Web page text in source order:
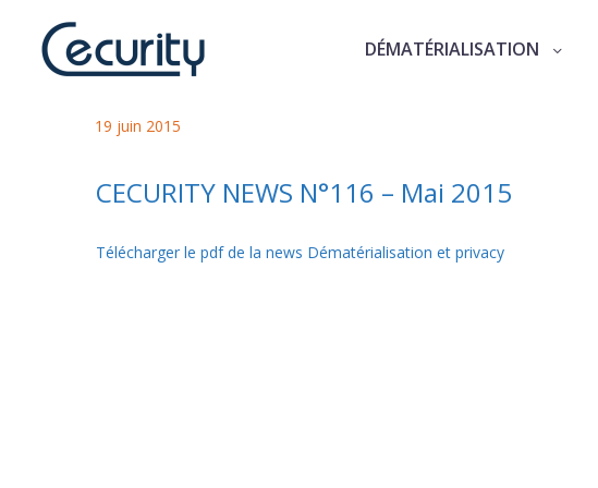
DÉMATÉRIALISATION
Dématérialisation et privacy mai 2015
19 juin 2015
CECURITY NEWS N°116 – Mai 2015
Télécharger le pdf de la news Dématérialisation et privacy